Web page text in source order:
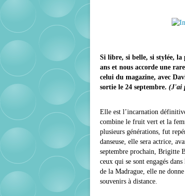
Si libre, si belle, si stylée, la
ans et nous accorde une
celui du magazine, avec
sortie le 24 septembre. (J'ai
Elle est l’incarnation
combine le fruit vert et la
plusieurs générations, fut
danseuse, elle sera actrice,
septembre prochain, Brigitte
ceux qui se sont engagés
de la Madrague, elle ne
souvenirs à distance.